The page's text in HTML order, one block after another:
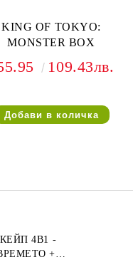
KING OF TOKYO:
MONSTER BOX
109.43лв.
4В1 -
+